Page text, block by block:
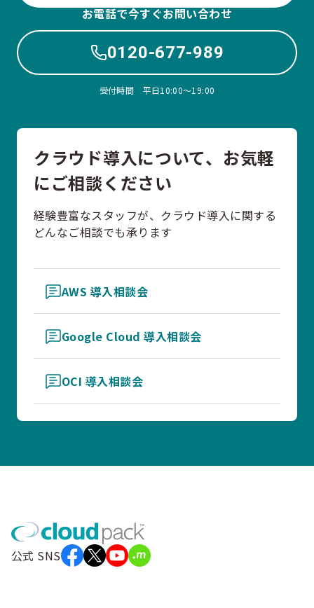
お電話で今すぐお問い合わせ
0120-677-989
受付時間 平日10:00〜19:00
クラウド導入について、お気軽
にご相談ください
経験豊富なスタッフが、クラウド導入に関する
どんなご相談でも承ります
AWS 導入相談会
Google Cloud 導入相談会
OCI 導入相談会
公式 SNS